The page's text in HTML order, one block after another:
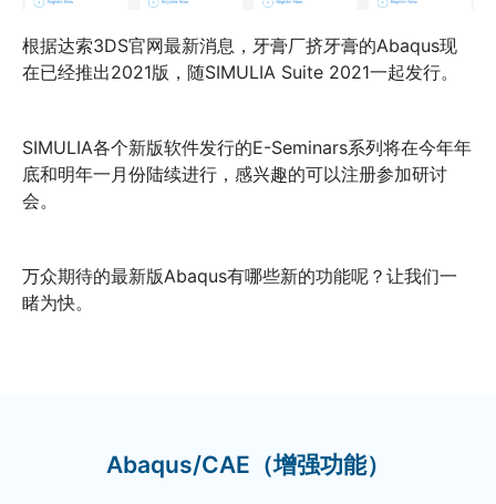
根据达索3DS官网最新消息，牙膏厂挤牙膏的Abaqus现
在已经推出2021版，随SIMULIA Suite 2021一起发行。
SIMULIA各个新版软件发行的E-Seminars系列将在今年年
底和明年一月份陆续进行，感兴趣的可以注册参加研讨
会。
万众期待的最新版Abaqus有哪些新的功能呢？让我们一
睹为快。
Abaqus/CAE（增强功能）